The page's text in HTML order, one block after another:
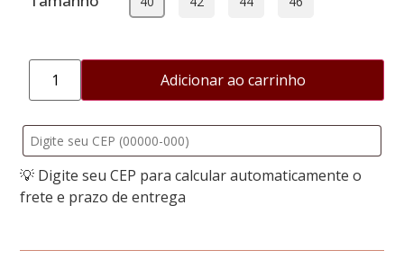
Adicionar ao carrinho
💡 Digite seu CEP para calcular automaticamente o
frete e prazo de entrega